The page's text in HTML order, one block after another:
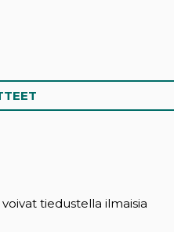
tiedustella ilmaisia